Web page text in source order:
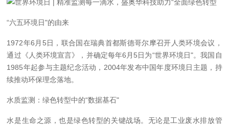
“六五环境日"的由来
1972年6月5日，联合国在瑞典首都斯德哥尔摩召开人类环境会议，
通过《人类环境宣言》，并确定每年6月5日为“世界环境日"。我国自
1985年起参与主题纪念活动，2004年发布中国年度环境日主题，持
续推动环保理念落地。
水质监测：绿色转型中的“数据基石"
水是生命之源，也是绿色转型的关键战场。无论是工业废水排放管